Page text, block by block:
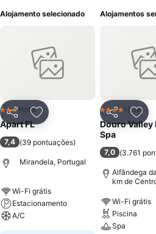
Alojamento selecionado
PartilharAdicionar aos favoritos
3 Estrelas
Hotel
Apart FL
7,4 (39 pontuações)
Mirandela, Portugal
Wi-Fi grátis
Estacionamento
A/C
Alojamentos
Partilhar
4 EstrelasHotel
Douro Valley
Spa
7,0 (3.761
Alfândega
km de
Wi-Fi grátis
Piscina
Spa